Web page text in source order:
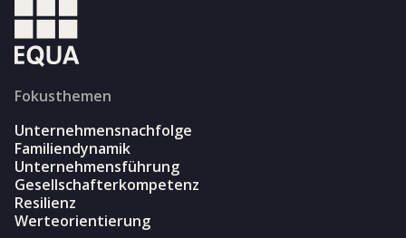
Fokusthemen
Unternehmensnachfolge
Familiendynamik
Unternehmensführung
Gesellschafterkompetenz
Resilienz
Werteorientierung